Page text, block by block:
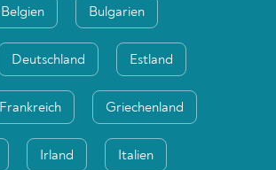
Belgien Bulgarien
Deutschland Estland
Frankreich Griechenland
Irland Italien